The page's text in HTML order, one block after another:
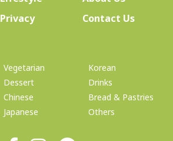
Privacy
Contact Us
Vegetarian
Dessert
Chinese
Japanese
Korean
Drinks
Bread & Pastries
Others